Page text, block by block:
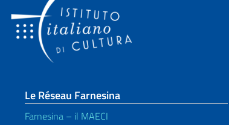
Le Réseau Farnesina
Farnesina – il MAECI